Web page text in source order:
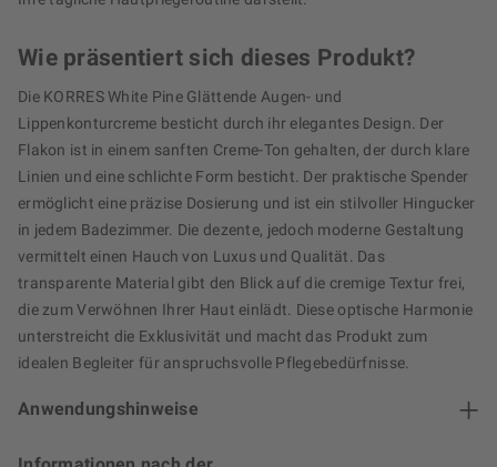
Wie präsentiert sich dieses Produkt?
Die KORRES White Pine Glättende Augen- und
Lippenkonturcreme besticht durch ihr elegantes Design. Der
Flakon ist in einem sanften Creme-Ton gehalten, der durch klare
Linien und eine schlichte Form besticht. Der praktische Spender
ermöglicht eine präzise Dosierung und ist ein stilvoller Hingucker
in jedem Badezimmer. Die dezente, jedoch moderne Gestaltung
vermittelt einen Hauch von Luxus und Qualität. Das
transparente Material gibt den Blick auf die cremige Textur frei,
die zum Verwöhnen Ihrer Haut einlädt. Diese optische Harmonie
unterstreicht die Exklusivität und macht das Produkt zum
idealen Begleiter für anspruchsvolle Pflegebedürfnisse.
Anwendungshinweise